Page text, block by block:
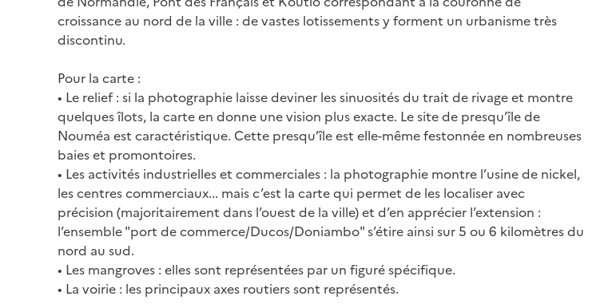
croissance au nord de la ville : de vastes lotissements y forment un urbanisme très
discontinu.
Pour la carte :
• Le relief : si la photographie laisse deviner les sinuosités du trait de rivage et montre
quelques îlots, la carte en donne une vision plus exacte. Le site de presqu’île de
Nouméa est caractéristique. Cette presqu’île est elle-même festonnée en nombreuses
baies et promontoires.
• Les activités industrielles et commerciales : la photographie montre l’usine de nickel,
les centres commerciaux... mais c’est la carte qui permet de les localiser avec
précision (majoritairement dans l’ouest de la ville) et d’en apprécier l’extension :
l’ensemble "port de commerce/Ducos/Doniambo" s’étire ainsi sur 5 ou 6 kilomètres du
nord au sud.
• Les mangroves : elles sont représentées par un figuré spécifique.
• La voirie : les principaux axes routiers sont représentés.